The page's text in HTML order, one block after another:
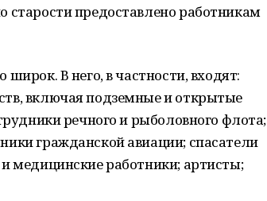
предоставлено работникам
В него, в частности, входят:
включая подземные и открытые
речного и рыболовного флота;
гражданской авиации; спасатели
медицинские работники; артисты;